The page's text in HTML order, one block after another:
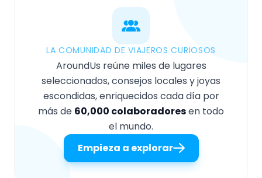
LA COMUNIDAD DE VIAJEROS CURIOSOS
AroundUs reúne miles de lugares
seleccionados, consejos locales y joyas
escondidas, enriquecidos cada día por
más de 60,000 colaboradoresen todo
el mundo.
Empieza a explorar